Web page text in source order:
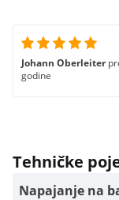
Johann Oberleiter
godine
Tehničke
Napajanje na